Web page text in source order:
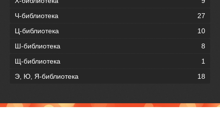
Ч-библиотека
27
Ц-библиотека
10
Ш-библиотека
8
Щ-библиотека
1
Э, Ю, Я-библиотека
18